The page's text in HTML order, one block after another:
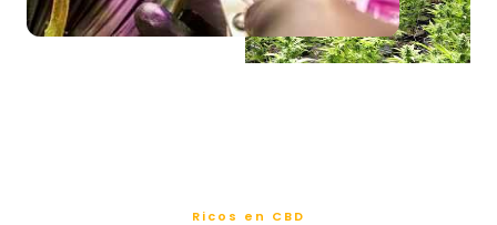
Ricos en CBD